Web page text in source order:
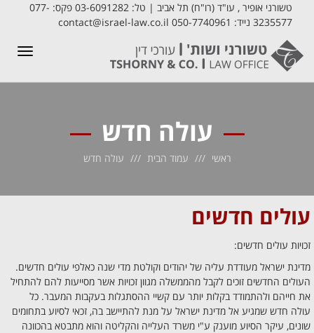
טשורני אופיר , עו"ד (רו"ח) תל אביב | טל: 03-6091282 פקס: 077-
3235577 נייד: 050-7740961 contact@israel-law.co.il
עולה חדש
ראשי עמוד הבית עולה חדש
עולים חדשים
זכויות עולים חדשים:
מדינת ישראל מעודדת עליה של יהודים וקולטת מדי שנה כאלפי עולים חדשים.
העולים החדשים זוכים לקבל מהממשלה מגוון זכויות אשר מסייעות להם להתחיל
את חייהם ולהתמודד בקלות יותר עם קשיי ההסתגלות בעקבות המעבר. כל
עולה חדש שמגיע אל מדינת ישראל על מנת להתיישב בה, זכאי לסיוע בתחומים
שונים, עיקר הסיוע מוענק ע"י משרד העלייה והקליטה והוא מתבטא בהכוונה